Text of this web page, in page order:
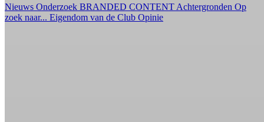
Nieuws Onderzoek BRANDED CONTENT Achtergronden Op
zoek naar... Eigendom van de Club Opinie